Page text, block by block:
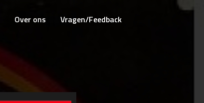
Over ons Vragen/Feedback